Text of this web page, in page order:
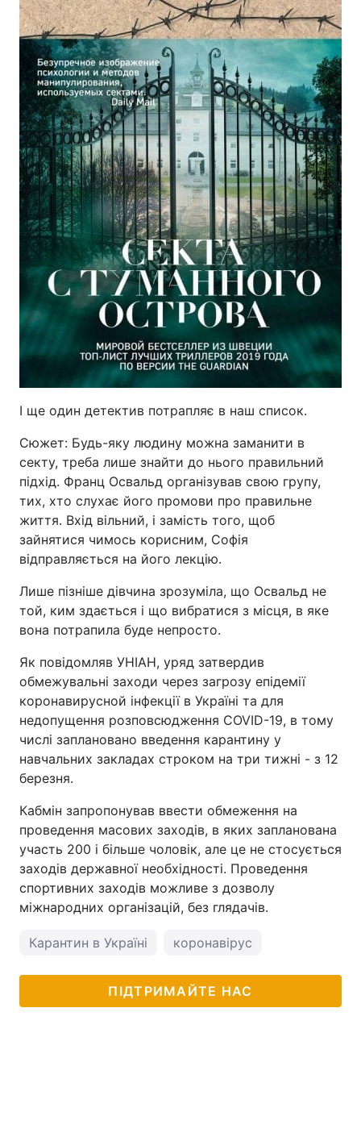
І ще один детектив потрапляє в наш список.
Сюжет: Будь-яку людину можна заманити в
секту, треба лише знайти до нього правильний
підхід. Франц Освальд організував свою групу,
тих, хто слухає його промови про правильне
життя. Вхід вільний, і замість того, щоб
зайнятися чимось корисним, Софія
відправляється на його лекцію.
Лише пізніше дівчина зрозуміла, що Освальд не
той, ким здається і що вибратися з місця, в яке
вона потрапила буде непросто.
Як повідомляв УНІАН, уряд затвердив
обмежувальні заходи через загрозу епідемії
коронавирусной інфекції в Україні та для
недопущення розповсюдження COVID-19, в тому
числі заплановано введення карантину у
навчальних закладах строком на три тижні - з 12
березня.
Кабмін запропонував ввести обмеження на
проведення масових заходів, в яких запланована
участь 200 і більше чоловік, але це не стосується
заходів державної необхідності. Проведення
спортивних заходів можливе з дозволу
міжнародних організацій, без глядачів.
Карантин в Україні коронавірус
ПІДТРИМАЙТЕ НАС